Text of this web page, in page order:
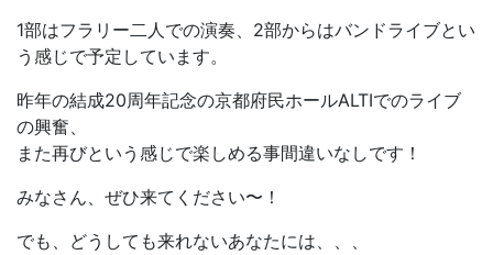
1部はフラリー二人での演奏、2部からはバンドライブとい
う感じで予定しています。
昨年の結成20周年記念の京都府民ホールALTIでのライブ
の興奮、
また再びという感じで楽しめる事間違いなしです！
みなさん、ぜひ来てください〜！
でも、どうしても来れないあなたには、、、